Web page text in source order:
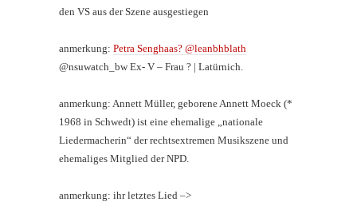
den VS aus der Szene ausgestiegen
anmerkung: Petra Senghaas? @leanbhblath
@nsuwatch_bw Ex- V – Frau ? | Latürnich.
anmerkung: Annett Müller, geborene Annett Moeck (*
1968 in Schwedt) ist eine ehemalige „nationale
Liedermacherin“ der rechtsextremen Musikszene und
ehemaliges Mitglied der NPD.
anmerkung: ihr letztes Lied –>